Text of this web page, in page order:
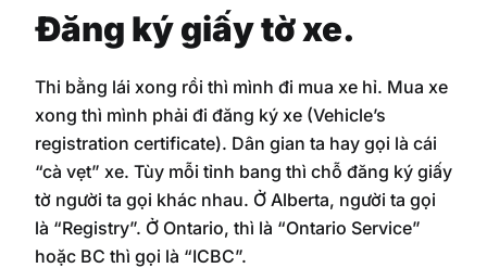
Đăng ký giấy tờ xe.
Thi bằng lái xong rồi thì mình đi mua xe hỉ. Mua xe
xong thì mình phải đi đăng ký xe (Vehicle’s
registration certificate). Dân gian ta hay gọi là cái
“cà vẹt” xe. Tùy mỗi tỉnh bang thì chỗ đăng ký giấy
tờ người ta gọi khác nhau. Ở Alberta, người ta gọi
là “Registry”. Ở Ontario, thì là “Ontario Service”
hoặc BC thì gọi là “ICBC”.